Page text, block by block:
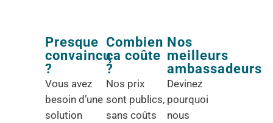
Presque
convaincu
?
Vous avez
besoin d’une
solution
Combien
ça coûte
?
Nos prix
sont publics,
sans coûts
Nos
meilleurs
ambassadeurs
Devinez
pourquoi
nous